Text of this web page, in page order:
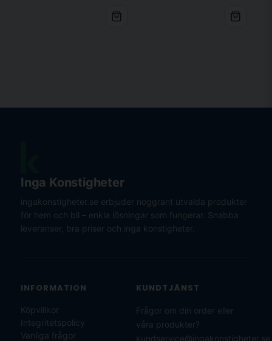
Inga Konstigheter
ingakonstigheter.se erbjuder noggrant utvalda produkter
för hem och bil – enkla lösningar som fungerar. Snabba
leveranser, bra priser och inga konstigheter.
INFORMATION
Köpvillkor
Integritetspolicy
Vanliga frågor
KUNDTJÄNST
Frågor om din order eller
våra produkter?
kundservice@ingakonstigheter.se